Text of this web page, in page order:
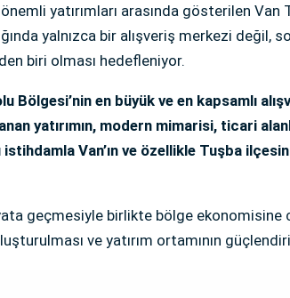
yatırımları arasında gösterilen Van
yalnızca bir alışveriş merkezi değil,
biri olması hedefleniyor.
Bölgesi’nin en büyük ve en kapsamlı
yatırımın, modern mimarisi, ticari
istihdamla Van’ın ve özellikle Tuşba
geçmesiyle birlikte bölge ekonomisine
ve yatırım ortamının